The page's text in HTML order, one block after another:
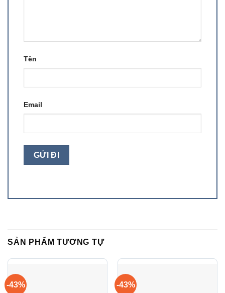
Tên
Email
SẢN PHẨM TƯƠNG TỰ
-43% -43%